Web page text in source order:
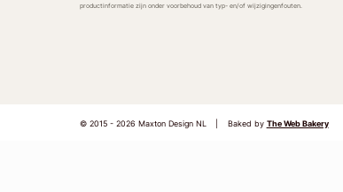
productinformatie zijn onder voorbehoud van typ- en/of wijzigingenfouten.
© 2015 - 2026 Maxton Design NL Baked by The Web Bakery